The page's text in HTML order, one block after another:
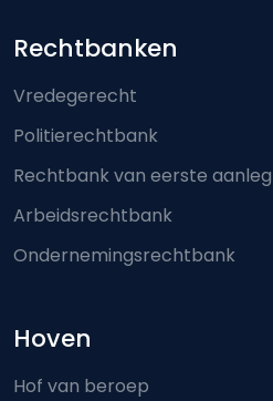
Footer-menu
Rechtbanken
Vredegerecht
Politierechtbank
Rechtbank van eerste aanleg
Arbeidsrechtbank
Ondernemingsrechtbank
Hoven
Hof van beroep